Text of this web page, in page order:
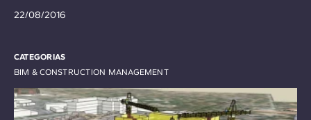
22/08/2016
CATEGORIAS
BIM & CONSTRUCTION MANAGEMENT